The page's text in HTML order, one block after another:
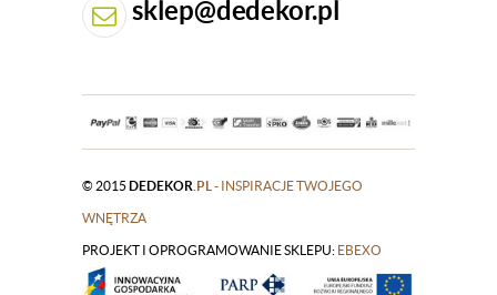
sklep@dedekor.pl
© 2015 DEDEKOR .PL - INSPIRACJE TWOJEGO
WNĘTRZA
|
PROJEKT I OPROGRAMOWANIE SKLEPU: EBEXO